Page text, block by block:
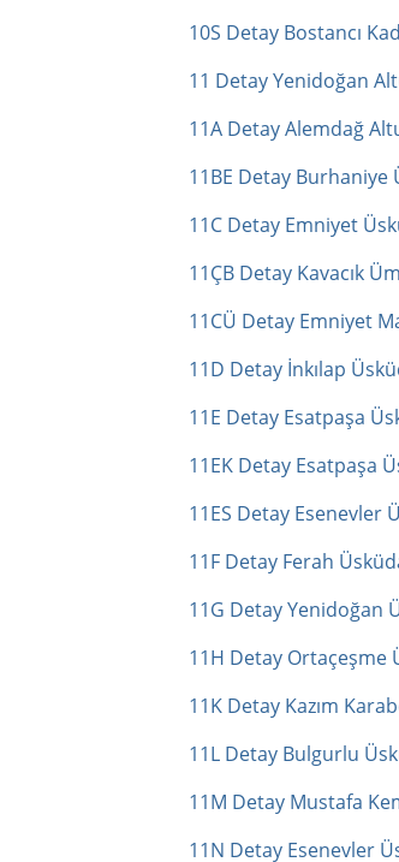
10S Detay Bostancı
11 Detay Yenidoğan
11A Detay Alemdağ
11BE Detay Burhaniye
11C Detay Emniyet
11ÇB Detay Kavacık
11CÜ Detay Emniyet
11D Detay İnkılap
11E Detay Esatpaşa
11EK Detay Esatpaşa
11ES Detay Esenevler
11F Detay Ferah
11G Detay Yenidoğan
11H Detay Ortaçeşme
11K Detay Kazım
11L Detay Bulgurlu
11M Detay Mustafa
11N Detay Esenevler